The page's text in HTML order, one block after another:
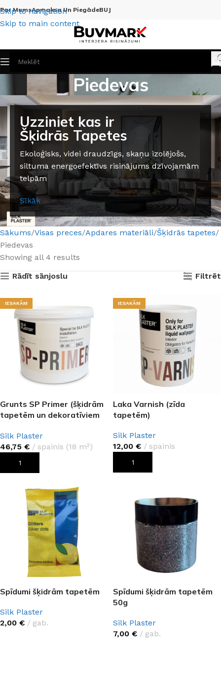
Skip to navigation
Skip to main content
Par MumsApmaksa Un PiegādeBUJ
Piedevas
Uzziniet kas ir
Šķidrās Tapetes
Ekoloģisks, videi draudzīgs, skaņu izolējošs,
siltuma energoefektīvs risinājums dzīvojamām
telpām
Sīkāk
Sākums Visas preces Apdares materiāli Šķidrās tapetes
Piedevas
Showing all 4 results
Rādīt sānjoslu
Filtrēt
IESAKĀM
Grunts SP Primer (šķidrām
tapetēm un dekoratīviem
Silk Plaster
46,75 € spainis (18 m²)
PIEVIENOT GROZAM
IESAKĀM
Laka Varnish (zīda
tapetēm)
Silk Plaster
12,00 € spainis
PIEVIENOT GROZAM
Spīdumi šķidrām tapetēm
Silk Plaster
2,00 € gab.
Spīdumi šķidrām tapetēm
50g
Silk Plaster
7,00 € gab.